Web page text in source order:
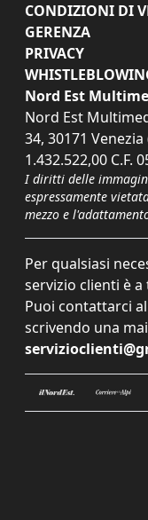
CONDIZIONI DI
GERENZA
PRIVACY
Nord Est
Nord Est
34, 30171 Venezia
1.432.522,00 C.F.
I diritti delle
espressamente
mezzo e
Per qualsiasi
servizio clienti è
Puoi contattarci
scrivendo una